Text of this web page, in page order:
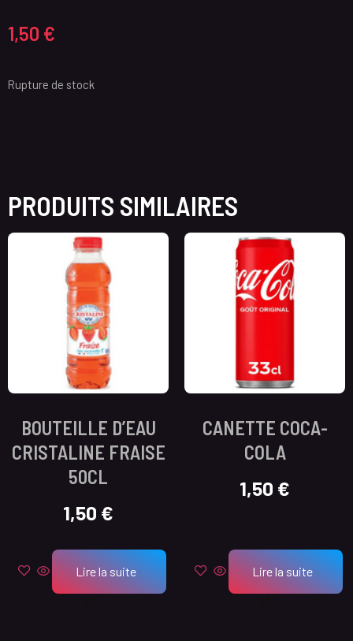
1,50 €
Rupture de stock
PRODUITS SIMILAIRES
BOUTEILLE D’EAU
CRISTALINE FRAISE
50CL
1,50 €
Lire la suite
CANETTE COCA-
COLA
1,50 €
Lire la suite